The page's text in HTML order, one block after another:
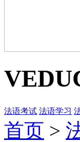
法语考试 法语学习
首页 >